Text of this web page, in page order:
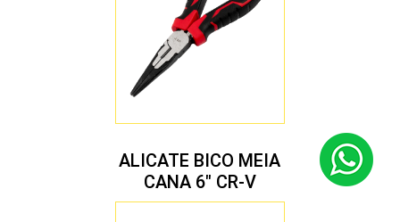
ALICATE BICO MEIA
CANA 6″ CR-V